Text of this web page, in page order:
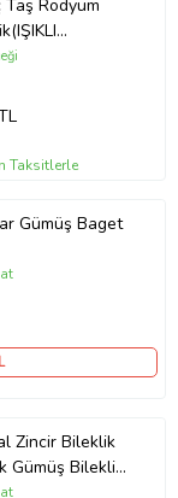
Rodyum
Taksitlerle
Gümüş Baget
Zincir Bileklik
Gümüş Bileklik